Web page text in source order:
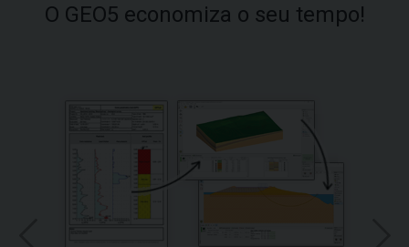
O GEO5 economiza o seu tempo!